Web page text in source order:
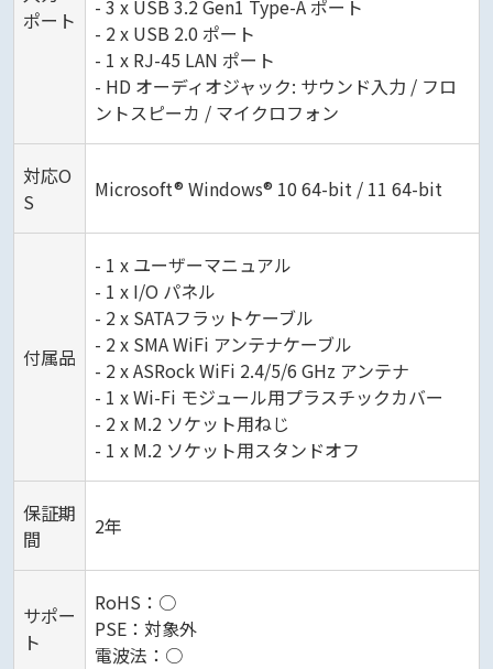
ポート
- 3 x USB 3.2 Gen1 Type-A ポート
- 2 x USB 2.0 ポート
- 1 x RJ-45 LAN ポート
- HD オーディオジャック: サウンド入力 / フロ
ントスピーカ / マイクロフォン
対応O
S
Microsoft® Windows® 10 64-bit / 11 64-bit
付属品
- 1 x ユーザーマニュアル
- 1 x I/O パネル
- 2 x SATAフラットケーブル
- 2 x SMA WiFi アンテナケーブル
- 2 x ASRock WiFi 2.4/5/6 GHz アンテナ
- 1 x Wi-Fi モジュール用プラスチックカバー
- 2 x M.2 ソケット用ねじ
- 1 x M.2 ソケット用スタンドオフ
保証期
間
2年
サポー
ト
RoHS：○
PSE：対象外
電波法：○